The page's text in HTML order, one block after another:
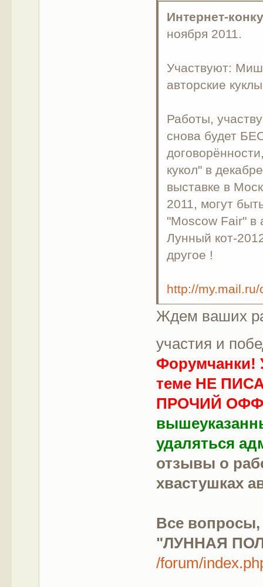
Интернет-
ноября 2011.
Участвуют:
авторские
Работы,
снова будет
кукол" в
выставке в
2011, могут
"Moscow Fair" в
Лунный кот-
другое !
http://
Ждем ваших
участия и
Форумчанки!
теме НЕ
ПРОЧИЙ
удаляться
отзывы о
хвастушках
Все вопросы,
"ЛУННАЯ
/forum/